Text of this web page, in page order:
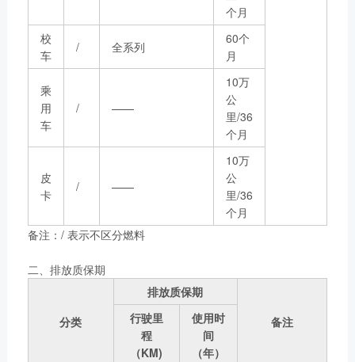
个月
校
车
/ 全系列
60个
月
乘
用
车
/ ——
10万
公
里/36
个月
皮
卡
/ ——
10万
公
里/36
个月
备注：/ 表示不区分燃料
二、排放质保期
分类
排放质保期
备注
行驶里
程
（KM)
使用时
间
（年）